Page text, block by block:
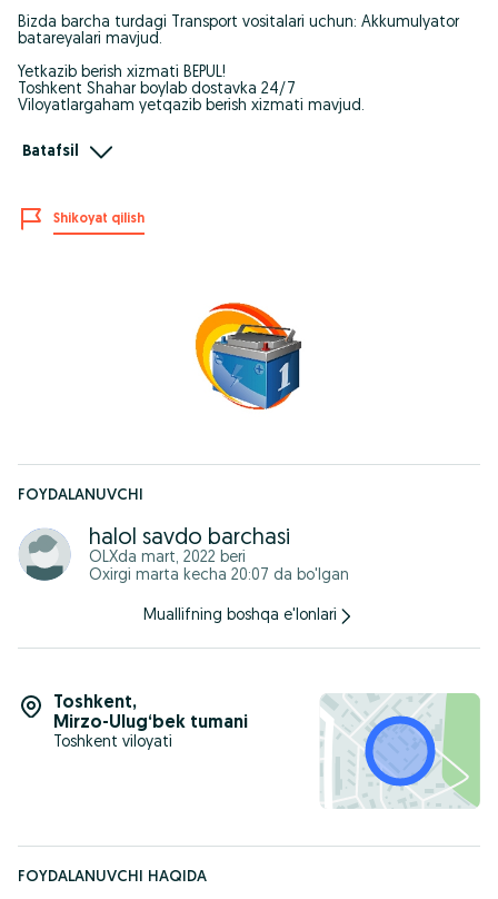
Bizda barcha turdagi Transport vositalari uchun: Akkumulyator
batareyalari mavjud.
Yetkazib berish xizmati BEPUL!
Toshkent Shahar boylab dostavka 24/7
Viloyatlargaham yetqazib berish xizmati mavjud.
HALOL SAVDO!
Здравствуйте!
У нас есть для всех типов транспортных средств:
Доставка по Ташкенту 24/7
Также есть служба доставки в регионы.
Пожалуйста, свяжитесь для получения полной информации!
Batafsil
Shikoyat qilish
FOYDALANUVCHI
halol savdo barchasi
OLXda mart, 2022 beri
Oxirgi marta kecha 20:07 da bo'lgan
Muallifning boshqa e'lonlari
Toshkent,
Mirzo-Ulug‘bek tumani
Toshkent viloyati
FOYDALANUVCHI HAQIDA